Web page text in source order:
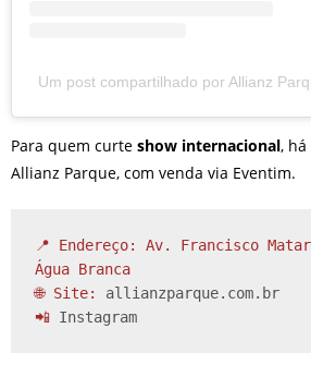
Um post compartilhado por Allianz
Para quem curte show internacional,
Allianz Parque, com venda via Eventim.
📍 Endereço: Av. Francisco
Água Branca
🌐 Site: allianzparque.com.br
📲 Instagram